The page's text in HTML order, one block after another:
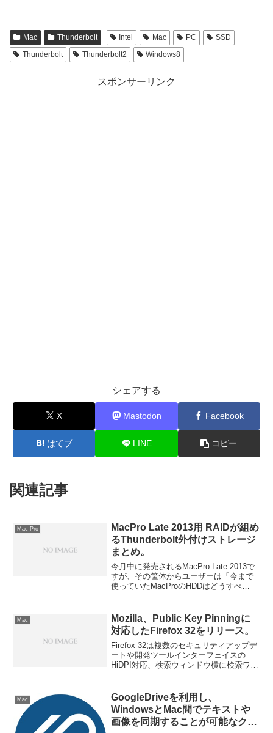
Mac Thunderbolt Intel Mac PC
SSD
Thunderbolt
Thunderbolt2 Windows8
スポンサーリンク
シェアする
X Mastodon Facebook
はてブ LINE コピー
関連記事
Mac Pro
MacPro Late 2013用 RAIDが組め
るThunderbolt外付けストレージ
まとめ。
今月中に発売されるMacPro Late 2013で
すが、その筐体からユーザーは「今まで
使っていたMacProのHDDはどうすべ
な外付けストレージをまとめました。詳
細は以下から。
Mac
Mozilla、Public Key Pinningに
対応したFirefox 32をリリース。
Firefox 32は複数のセキュリティアップデ
ートや開発ツールインターフェイスの
HiDPI対応、検索ウィンドウ横に検索ワー
Mac
GoogleDriveを利用し、
WindowsとMac間でテキストや
画像を同期することが可能なクリ